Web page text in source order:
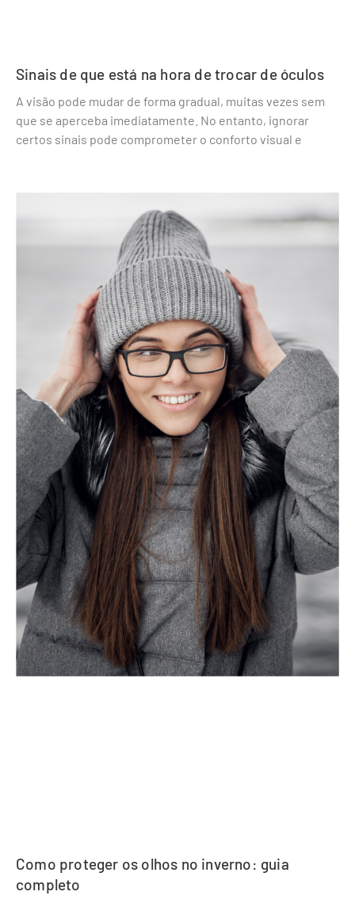
Sinais de que está na hora de trocar de óculos
A visão pode mudar de forma gradual, muitas vezes sem
que se aperceba imediatamente. No entanto, ignorar
certos sinais pode comprometer o conforto visual e
Como proteger os olhos no inverno: guia
completo